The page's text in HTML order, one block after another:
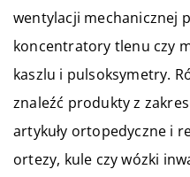
wentylacji mechanicznej
koncentratory tlenu czy
kaszlu i pulsoksymetry.
znaleźć produkty z
artykuły ortopedyczne i
ortezy, kule czy wózki